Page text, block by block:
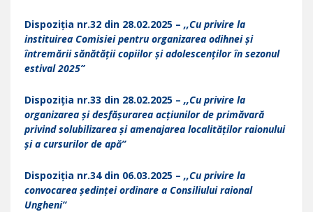
Dispoziția nr.32 din 28.02.2025 – ,,Cu privire la
instituirea Comisiei pentru organizarea odihnei și
întremării sănătății copiilor și adolescenților în sezonul
estival 2025”
Dispoziția nr.33 din 28.02.2025 – ,,Cu privire la
organizarea și desfășurarea acțiunilor de primăvară
privind solubilizarea și amenajarea localităților raionului
și a cursurilor de apă”
Dispoziția nr.34 din 06.03.2025 – ,,Cu privire la
convocarea ședinței ordinare a Consiliului raional
Ungheni”